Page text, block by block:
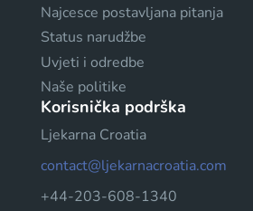
Najcesce postavljana pitanja
Status narudžbe
Uvjeti i odredbe
Naše politike
Korisnička podrška
Ljekarna Croatia
contact@ljekarnacroatia.com
+44-203-608-1340